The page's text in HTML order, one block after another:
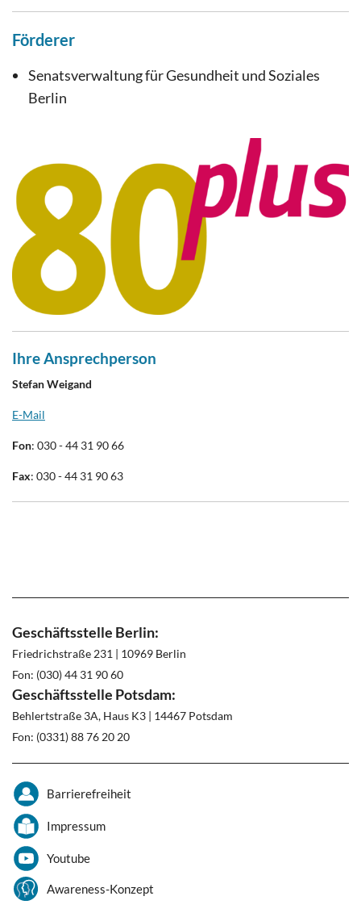
Förderer
Senatsverwaltung für Gesundheit und Soziales
Berlin
Ihre Ansprechperson
Stefan Weigand
E-Mail
Fon: 030 - 44 31 90 66
Fax: 030 - 44 31 90 63
Geschäftsstelle Berlin:
Friedrichstraße 231 | 10969 Berlin
Fon: (030) 44 31 90 60
Geschäftsstelle Potsdam:
Behlertstraße 3A, Haus K3 | 14467 Potsdam
Fon: (0331) 88 76 20 20
Barrierefreiheit
Impressum
Youtube
Awareness-Konzept